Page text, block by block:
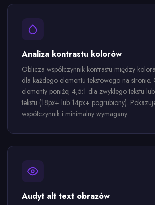
Analiza kontrastu kolorów
Oblicza współczynnik kontrastu między
dla każdego elementu tekstowego na stronie.
elementy poniżej 4,5:1 dla zwykłego tekstu
tekstu (18px+ lub 14px+ pogrubiony).
współczynnik i minimalny wymagany.
Audyt alt text obrazów